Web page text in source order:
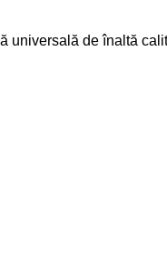
universală de înaltă